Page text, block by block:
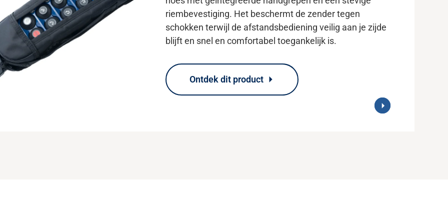
riembevestiging. Het beschermt de zender tegen
schokken terwijl de afstandsbediening veilig aan je zijde
blijft en snel en comfortabel toegankelijk is.
Ontdek dit product
– 434.775 MHz).